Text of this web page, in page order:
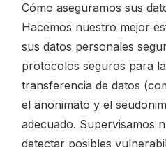
Cómo aseguramos sus
Hacemos nuestro mejor
sus datos personales
protocolos seguros para
transferencia de datos
el anonimato y el
adecuado. Supervisamos
detectar posibles